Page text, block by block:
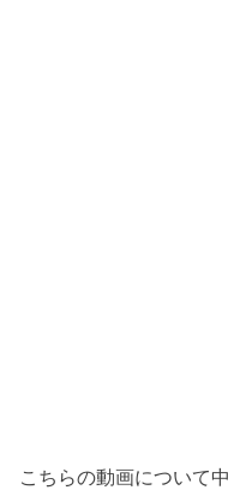
こちらの動画について